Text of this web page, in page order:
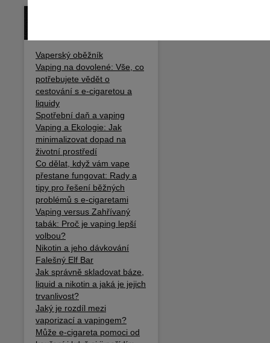
Vaperský oběžník
Vaping na dovolené: Vše, co
potřebujete vědět o
cestování s e-cigaretou a
liquidy
Spotřební daň a vaping
Vaping a Ekologie: Jak
minimalizovat dopad na
životní prostředí
Co dělat, když vám vape
přestane fungovat: Rady a
tipy pro řešení běžných
problémů s e-cigaretami
Vaping versus Zahřívaný
tabák: Proč je vaping lepší
volbou?
Nikotin a jeho dávkování
Falešný Elf Bar
Jak správně skladovat báze,
liquid a nikotin a jaká je jejich
trvanlivost?
Jaký je rozdíl mezi
vaporizací a vapingem?
Může e-cigareta pomoci od